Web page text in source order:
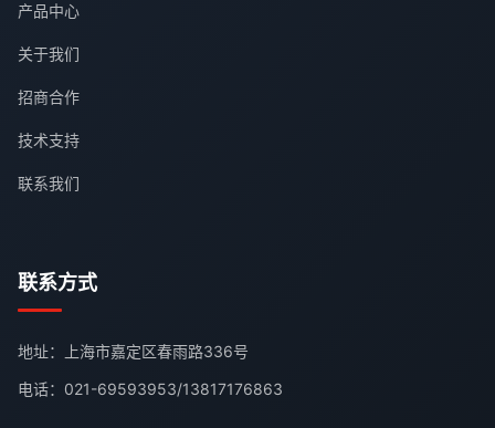
产品中心
关于我们
招商合作
技术支持
联系我们
联系方式
地址：上海市嘉定区春雨路336号
电话： 021-69593953/13817176863